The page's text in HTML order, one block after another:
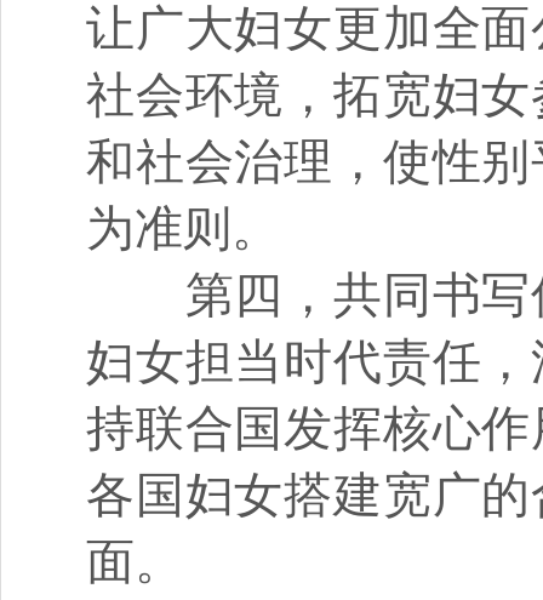
让广大妇女更加全
社会环境，拓宽妇
和社会治理，使性
为准则。
第四，共同书写
妇女担当时代责任
持联合国发挥核心
各国妇女搭建宽广
面。